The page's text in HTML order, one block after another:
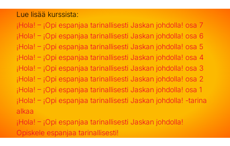
Lue lisää kurssista:
¡Hola! – ¡Opi espanjaa tarinallisesti Jaskan johdolla! osa 7
¡Hola! – ¡Opi espanjaa tarinallisesti Jaskan johdolla! osa 6
¡Hola! – ¡Opi espanjaa tarinallisesti Jaskan johdolla! osa 5
¡Hola! – ¡Opi espanjaa tarinallisesti Jaskan johdolla! osa 4
¡Hola! – ¡Opi espanjaa tarinallisesti Jaskan johdolla! osa 3
¡Hola! – ¡Opi espanjaa tarinallisesti Jaskan johdolla! osa 2
¡Hola! – ¡Opi espanjaa tarinallisesti Jaskan johdolla! osa 1
¡Hola! – ¡Opi espanjaa tarinallisesti Jaskan johdolla! -tarina
alkaa
¡Hola! – ¡Opi espanjaa tarinallisesti Jaskan johdolla!
Opiskele espanjaa tarinallisesti!